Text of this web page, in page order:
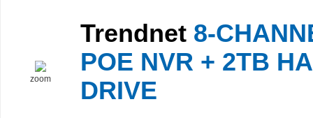
zoom
Trendnet 8-
POE NVR + 2TB
DRIVE